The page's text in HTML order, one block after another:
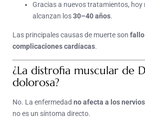
Gracias a nuevos tratamientos, hoy
alcanzan los30–40 años.
Las principales causas de muerte son
complicaciones cardíacas.
¿La distrofia muscular de
dolorosa?
No. La enfermedad no afecta a los nervios
no es un síntoma directo.